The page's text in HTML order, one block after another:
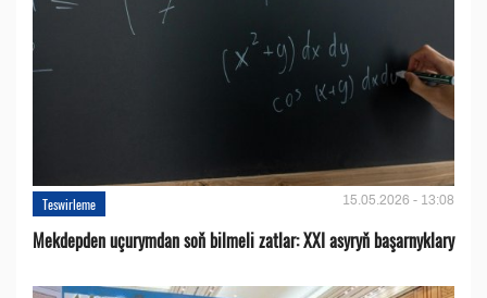
Teswirleme 15.05.2026 - 13:08
Mekdepden uçurymdan soň bilmeli zatlar: XXI asyryň başarnyklary